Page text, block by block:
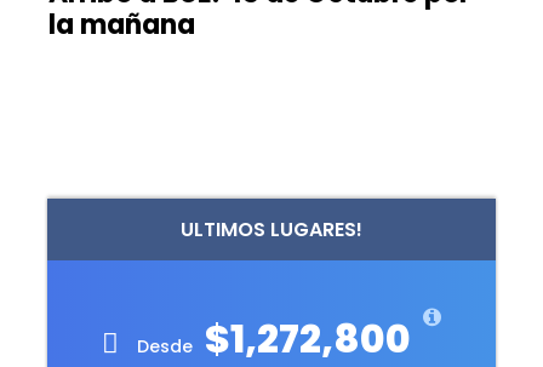
ULTIMOS LUGARES!
Desde $1,272,800
la mañana